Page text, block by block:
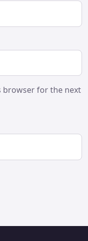
browser for the next